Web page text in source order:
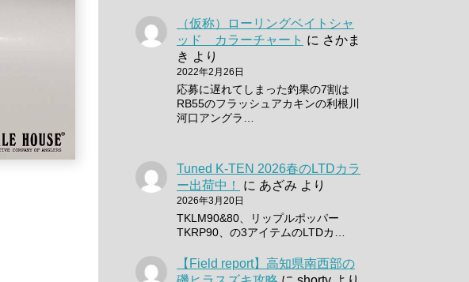
（仮称）ローリングベイトシャ
ッド カラーチャート に さかま
き より
2022年2月26日
応募に遅れてしまった釣果の7割は
RB55のフラッシュアカキンの利根川
河口アングラ…
Tuned K-TEN 2026春のLTDカラ
ー出荷中！
に あざみ より
2026年3月20日
TKLM90&80、リップルポッパー
TKRP90、の3アイテムのLTDカ…
【Field report】高知県南西部の